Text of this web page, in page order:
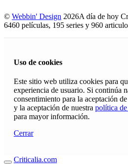
© Webbin' Design 2026A día de hoy
6460 películas, 195 series y 960
Uso de cookies
Este sitio web utiliza cookies para
experiencia de usuario. Si continúa
consentimiento para la aceptación
y la aceptación de nuestra política
para mayor información.
Cerrar
Criticalia.com